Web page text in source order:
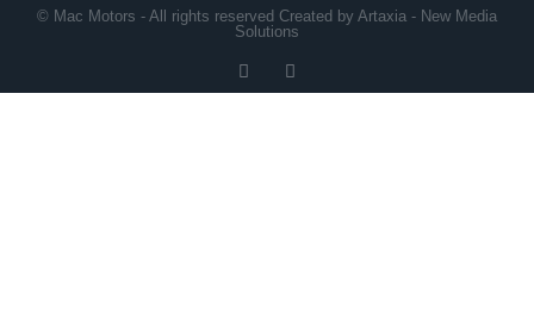
© Mac Motors - All rights reserved Created by Artaxia - New Media
Solutions